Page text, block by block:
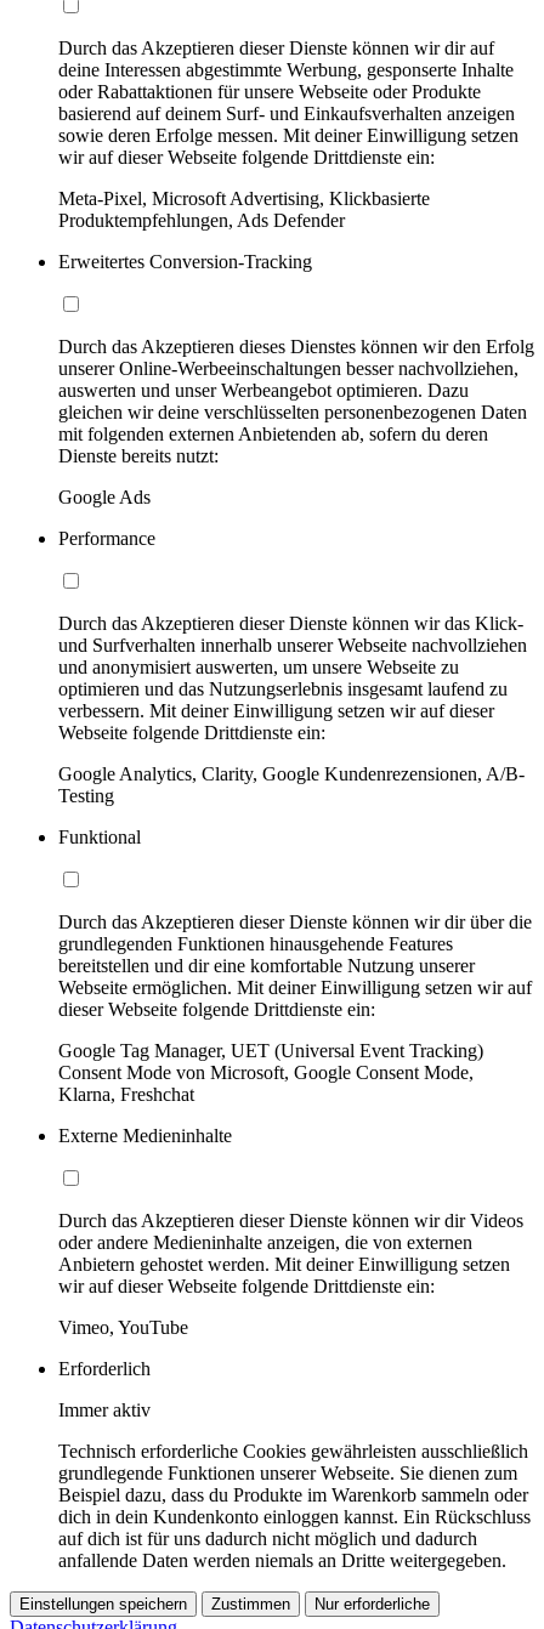
Durch das Akzeptieren dieser Dienste können wir dir auf
deine Interessen abgestimmte Werbung, gesponserte Inhalte
oder Rabattaktionen für unsere Webseite oder Produkte
basierend auf deinem Surf- und Einkaufsverhalten anzeigen
sowie deren Erfolge messen. Mit deiner Einwilligung setzen
wir auf dieser Webseite folgende Drittdienste ein:
Meta-Pixel, Microsoft Advertising, Klickbasierte
Produktempfehlungen, Ads Defender
Erweitertes Conversion-Tracking
Durch das Akzeptieren dieses Dienstes können wir den Erfolg
unserer Online-Werbeeinschaltungen besser nachvollziehen,
auswerten und unser Werbeangebot optimieren. Dazu
gleichen wir deine verschlüsselten personenbezogenen Daten
mit folgenden externen Anbietenden ab, sofern du deren
Dienste bereits nutzt:
Google Ads
Performance
Durch das Akzeptieren dieser Dienste können wir das Klick-
und Surfverhalten innerhalb unserer Webseite nachvollziehen
und anonymisiert auswerten, um unsere Webseite zu
optimieren und das Nutzungserlebnis insgesamt laufend zu
verbessern. Mit deiner Einwilligung setzen wir auf dieser
Webseite folgende Drittdienste ein:
Google Analytics, Clarity, Google Kundenrezensionen, A/B-
Testing
Funktional
Durch das Akzeptieren dieser Dienste können wir dir über die
grundlegenden Funktionen hinausgehende Features
bereitstellen und dir eine komfortable Nutzung unserer
Webseite ermöglichen. Mit deiner Einwilligung setzen wir auf
dieser Webseite folgende Drittdienste ein:
Google Tag Manager, UET (Universal Event Tracking)
Consent Mode von Microsoft, Google Consent Mode,
Klarna, Freshchat
Externe Medieninhalte
Durch das Akzeptieren dieser Dienste können wir dir Videos
oder andere Medieninhalte anzeigen, die von externen
Anbietern gehostet werden. Mit deiner Einwilligung setzen
wir auf dieser Webseite folgende Drittdienste ein:
Vimeo, YouTube
Erforderlich
Immer aktiv
Technisch erforderliche Cookies gewährleisten ausschließlich
grundlegende Funktionen unserer Webseite. Sie dienen zum
Beispiel dazu, dass du Produkte im Warenkorb sammeln oder
dich in dein Kundenkonto einloggen kannst. Ein Rückschluss
auf dich ist für uns dadurch nicht möglich und dadurch
anfallende Daten werden niemals an Dritte weitergegeben.
Einstellungen speichern Zustimmen Nur erforderliche